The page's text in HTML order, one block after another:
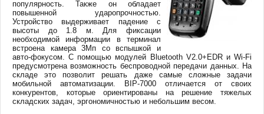
популярность. Также он обладает
повышенной ударопрочностью.
Устройство выдерживает падение с
высоты до 1.8 м. Для фиксации
необходимой информации в терминал
встроена камера 3Мп со вспышкой и
авто-фокусом. С помощью модулей Bluetooth V2.0+EDR и Wi-Fi
предусмотрена возможность беспроводной передачи данных. На
складе это позволит решать даже самые сложные задачи
мобильной автоматизации. BIP-7000 отличается от своих
конкурентов, которые ориентированы на решение тяжелых
складских задач, эргономичностью и небольшим весом.